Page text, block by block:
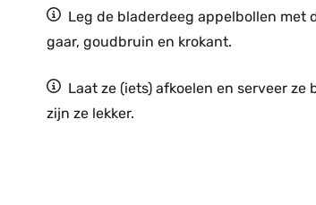
Leg de bladerdeeg appelbollen met
gaar, goudbruin en krokant.
Laat ze (iets) afkoelen en serveer
zijn ze lekker.